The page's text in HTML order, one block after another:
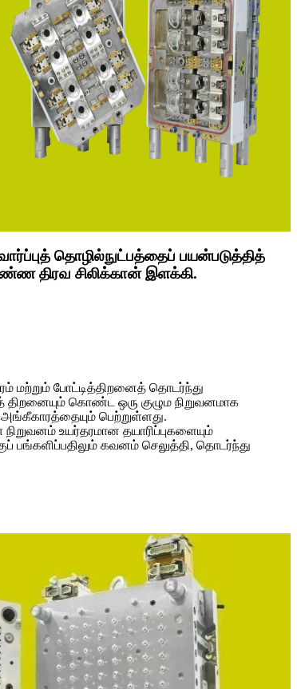
தொழில்நுட்பத்தைப் பயன்படுத்தித்
திரவ சிலிக்கான் இளக்கி.
மற்றும் போட்டித்திறனைத் தொடர்ந்து
திறனையும் கொண்ட ஒரு குழும நிறுவனமாக
அங்கீகாரத்தையும் பெற்றுள்ளது.
உயர்தரமான தயாரிப்புகளையும்
பங்களிப்பதிலும் கவனம் செலுத்தி, தொடர்ந்து